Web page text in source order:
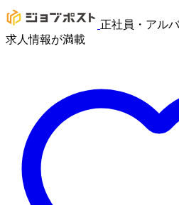
正社員・アル
求人情報が満載